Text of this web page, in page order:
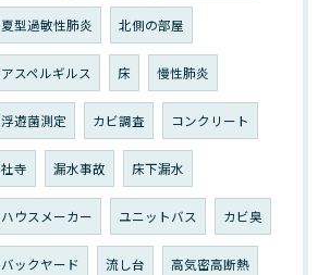
夏型過敏性肺炎 北側の部屋
アスペルギルス 床 慢性肺炎
浮遊菌測定 カビ調査 コンクリート
社寺 漏水事故 床下漏水
ハウスメーカー ユニットバス カビ臭
バックヤード 流し台 高気密高断熱